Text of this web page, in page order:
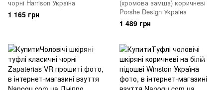
чорні Harrison Україна
1 165 грн
(хромова замша) коричневі
Porshe Design Україна
1 489 грн